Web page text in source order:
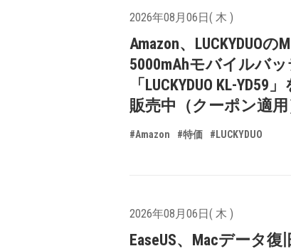
2026年08月06日( 木 )
Amazon、LUCKYDUOの
5000mAhモバイルバ
「LUCKYDUO KL-YD59
販売中（クーポン適用
#Amazon #特価 #LUCKYDUO
2026年08月06日( 木 )
EaseUS、Macデータ